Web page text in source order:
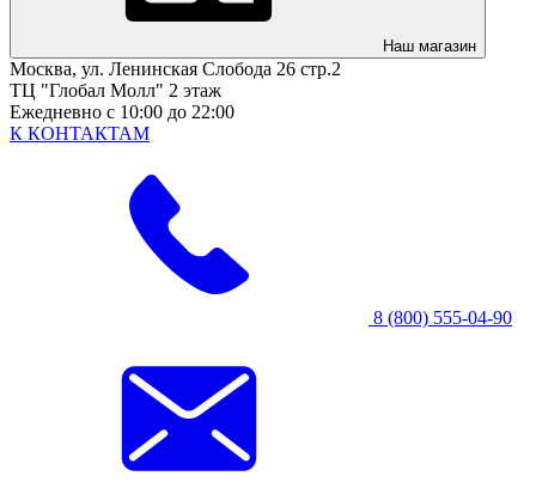
Наш магазин
Москва, ул. Ленинская Слобода 26 стр.2
ТЦ "Глобал Молл" 2 этаж
Ежедневно с 10:00 до 22:00
К КОНТАКТАМ
8 (800) 555-04-90